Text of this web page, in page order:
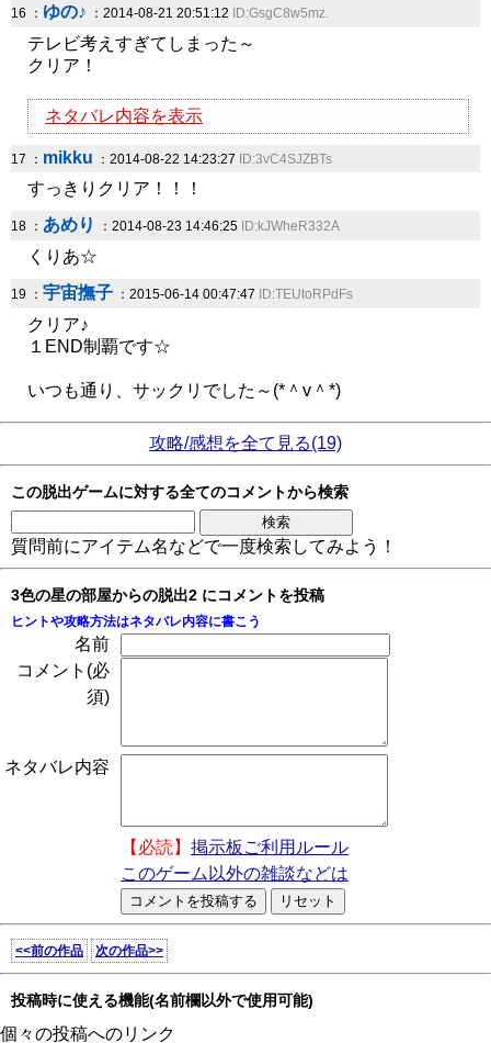
16 ： ゆの♪ ：2014-08-21 20:51:12 ID:GsgC8w5mz.
テレビ考えすぎてしまった～
クリア！
ネタバレ内容を表示
17 ： mikku ：2014-08-22 14:23:27 ID:3vC4SJZBTs
すっきりクリア！！！
18 ： あめり ：2014-08-23 14:46:25 ID:kJWheR332A
くりあ☆
19 ： 宇宙撫子 ：2015-06-14 00:47:47 ID:TEUtoRPdFs
クリア♪
１END制覇です☆
いつも通り、サックリでした～(*＾v＾*)
攻略/感想を全て見る(19)
この脱出ゲームに対する全てのコメントから検索
質問前にアイテム名などで一度検索してみよう！
3色の星の部屋からの脱出2 にコメントを投稿
ヒントや攻略方法はネタバレ内容に書こう
名前
コメント(必
須)
ネタバレ内容
【必読】 掲示板ご利用ルール
このゲーム以外の雑談などは
<<前の作品 次の作品>>
投稿時に使える機能(名前欄以外で使用可能)
個々の投稿へのリンク